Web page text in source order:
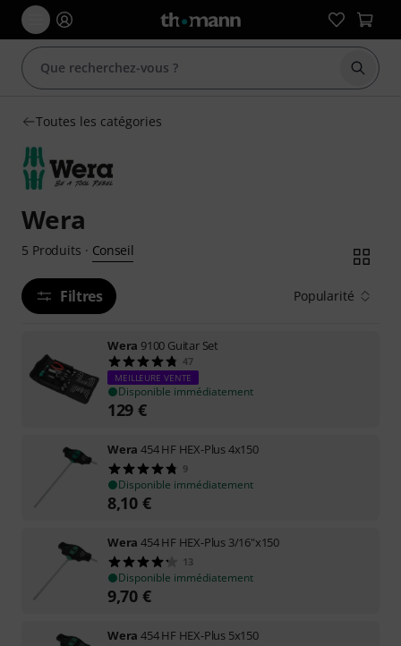
Toutes les catégories
Wera
5 Produits · Conseil
Filtres Popularité
Wera 9100 Guitar Set
47
MEILLEURE VENTE
Disponible immédiatement
129 €
Wera 454 HF HEX-Plus 4x150
9
Disponible immédiatement
8,10 €
Wera 454 HF HEX-Plus 3/16"x150
13
Disponible immédiatement
9,70 €
Wera 454 HF HEX-Plus 5x150